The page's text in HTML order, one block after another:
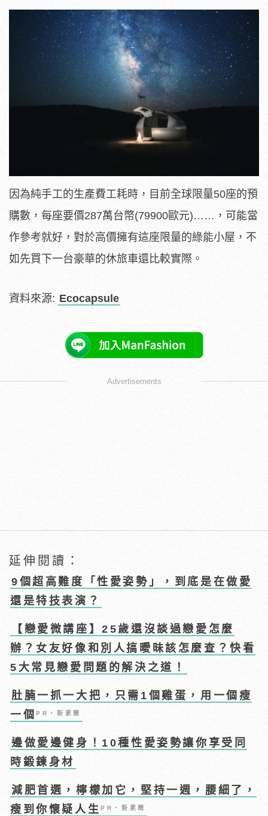
因為純手工的生產費工耗時，目前全球限量50座的預
購數，每座要價287萬台幣(79900歐元)……，可能當
作參考就好，對於高價擁有這座限量的綠能小屋，不
如先買下一台豪華的休旅車還比較實際。
資料來源: Ecocapsule
Advertisements
延伸閱讀：
9個超高難度「性愛姿勢」，到底是在做愛
還是特技表演？
【戀愛微講座】25歲還沒談過戀愛怎麼
辦？女友好像和別人搞曖昧該怎麼查？快看
5大常見戀愛問題的解決之道！
肚腩一抓一大把，只需1個雞蛋，用一個瘦
一個PR・新素簡
邊做愛邊健身！10種性愛姿勢讓你享受同
時鍛鍊身材
減肥首選，檸檬加它，堅持一週，腰細了，
瘦到你懷疑人生PR・新素簡